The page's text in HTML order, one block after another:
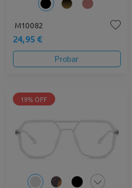
M10082
24,95 €
Probar
19% OFF